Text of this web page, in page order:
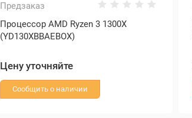
Предзаказ
Процессор AMD Ryzen 3 1300X
(YD130XBBAEBOX)
Цену уточняйте
Сообщить о наличии